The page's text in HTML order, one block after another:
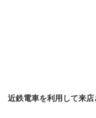
近鉄電車を利用して来